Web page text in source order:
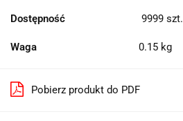
Dostępność 9999 szt.
Waga 0.15 kg
Pobierz produkt do PDF